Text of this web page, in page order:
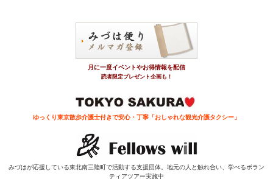
8名限定！マイグラスで！「お台場花火舟遊び」5/23 (土)
両国⇄小梅橋神田川江戸の水路ランチピクニック舟遊び 5/3, 4, 6 =3日限
マイグラスで！山形ワインサンセット舟遊び 5/2（土）
日本橋発高橋着ダブルロックゲート通航体験舟遊び 5/5（火祝）
2人の橋梁設計スペシャリストによる、橋放談舟遊び 4/26（日）
月に一度イベントやお得情報を配信
読者限定プレゼント企画も！
ゆっくり東京散歩介護士付きで安心・ 丁寧「おしゃれな観光介護タクシー」
みづはが応援している東北南三陸町で活動する支援団体。 地元の人と触れ合い、学べるボラン
ティアツアー実施中